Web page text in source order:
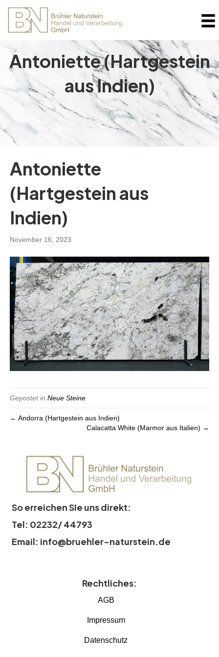
Antoniette (Hartgestein
aus Indien)
Antoniette
(Hartgestein aus
Indien)
November 16, 2023
Gepostet in Neue Steine
← Andorra (Hartgestein aus Indien)
Calacatta White (Marmor aus Italien) →
So erreichen SIe uns direkt:
Tel: 02232/ 44793
Email: info@bruehler-naturstein.de
Rechtliches:
AGB
Impressum
Datenschutz